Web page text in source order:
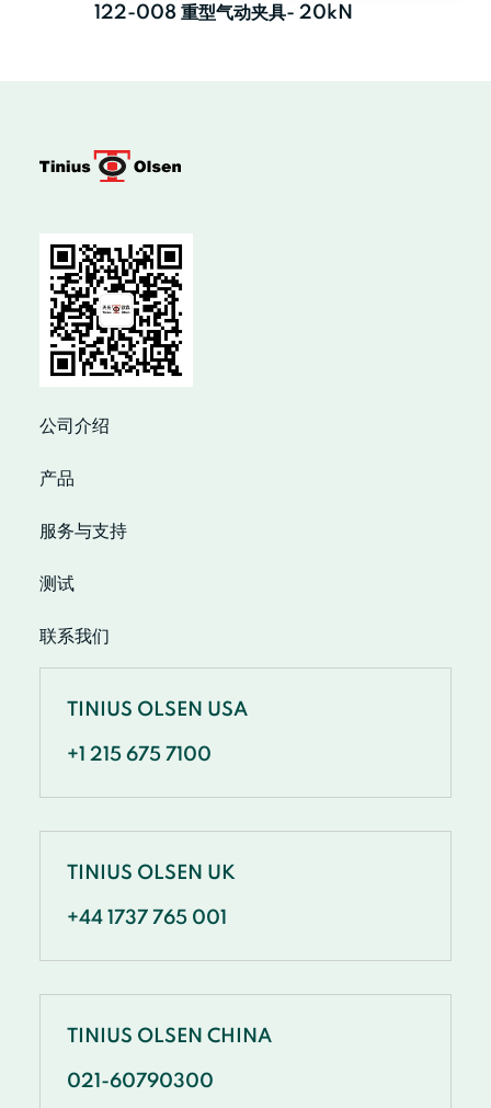
122-008 重型气动夹具- 20kN
公司介绍
产品
服务与支持
测试
联系我们
TINIUS OLSEN USA
+1 215 675 7100
TINIUS OLSEN UK
+44 1737 765 001
TINIUS OLSEN CHINA
021-60790300